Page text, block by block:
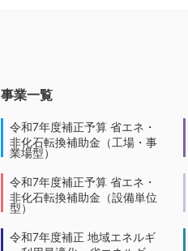
事業一覧
令和7年度補正予算 省エネ・
非化石転換補助金（工場・事
業場型）
令和7年度補正予算 省エネ・
非化石転換補助金（設備単位
型）
令和7年度補正 地域エネルギ